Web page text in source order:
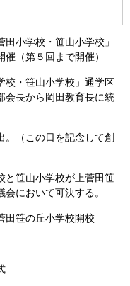
小学校・笹山小学校」
（第５回まで開催）
・笹山小学校」通学区
長から岡田教育長に統
を記念して創
笹山小学校が上菅田笹
において可決する。
笹の丘小学校開校